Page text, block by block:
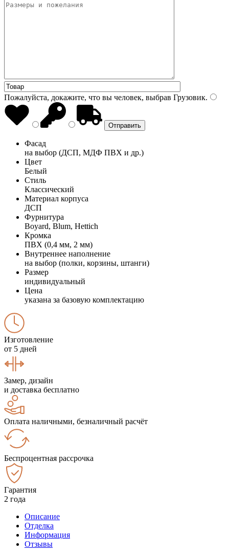
Пожалуйста, докажите, что вы человек, выбрав Грузовик.
Фасад
на выбор (ДСП, МДФ ПВХ и др.)
Цвет
Белый
Стиль
Классический
Материал корпуса
ДСП
Фурнитура
Boyard, Blum, Hettich
Кромка
ПВХ (0,4 мм, 2 мм)
Внутреннее наполнение
на выбор (полки, корзины, штанги)
Размер
индивидуальный
Цена
указана за базовую комплектацию
Изготовление
от 5 дней
Замер, дизайн
и доставка бесплатно
Оплата наличными, безналичный расчёт
Беспроцентная рассрочка
Гарантия
2 года
Описание
Отделка
Информация
Отзывы